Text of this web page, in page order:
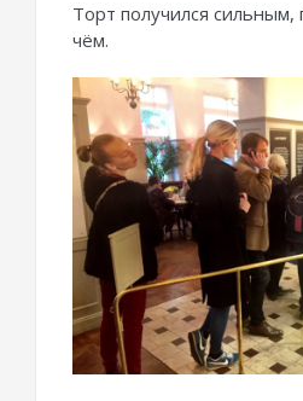
Торт получился
чём.